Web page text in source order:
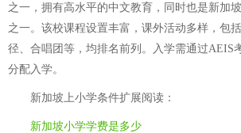
之一，拥有高水平的中文教育，同时也是新加
之一。该校课程设置丰富，课外活动多样，包
径、合唱团等，均排名前列。入学需通过AEIS
分配入学。
新加坡上小学条件扩展阅读：
新加坡小学学费是多少